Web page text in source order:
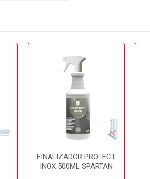
FINALIZADOR PROTECT
INOX 500ML SPARTAN